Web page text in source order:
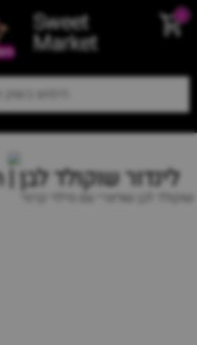
Sweet
Market
לינדור שוקולד לבן | lindor lait milch
שוקולד לבן שוויצרי עם מילוי קרמי